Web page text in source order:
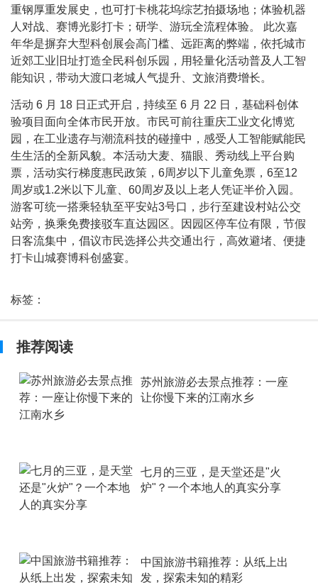
重钢厚重发展史，也可打卡桃花坞综艺拍摄场地；体验机器
人对战、赛博光影打卡；研学、游玩全流程体验。 此次嘉
年华是摒弃大型科创展会高门槛、远距离的弊端，依托城市
近郊工业旧址打造全民科创乐园，用轻量化活动普及人工智
能知识，带动大渡口老城人气提升、文旅消费增长。
活动 6 月 18 日正式开启，持续至 6 月 22 日，基础科创体
验项目面向全体市民开放。市民可前往重庆工业文化博览
园，在工业遗存与潮流科技的碰撞中，感受人工智能赋能民
生生活的全新风貌。本活动大麦、猫眼、秀动线上平台购
票，活动实行梯度惠民政策，6周岁以下儿童免票，6至12
周岁或1.2米以下儿童、60周岁及以上老人凭证半价入园。
游客可统一搭乘轻轨至平安站3号口，步行至建设村站公交
站旁，换乘免费接驳车直达园区。因园区停车位有限，节假
日客流集中，倡议市民选择公共交通出行，高效避堵、便捷
打卡山城赛博科创盛宴。
标签：
推荐阅读
苏州旅游必去景点推荐：一座
让你慢下来的江南水乡
七月的三亚，是天堂还是"火
炉"？一个本地人的真实分享
中国旅游书籍推荐：从纸上出
发，探索未知的精彩